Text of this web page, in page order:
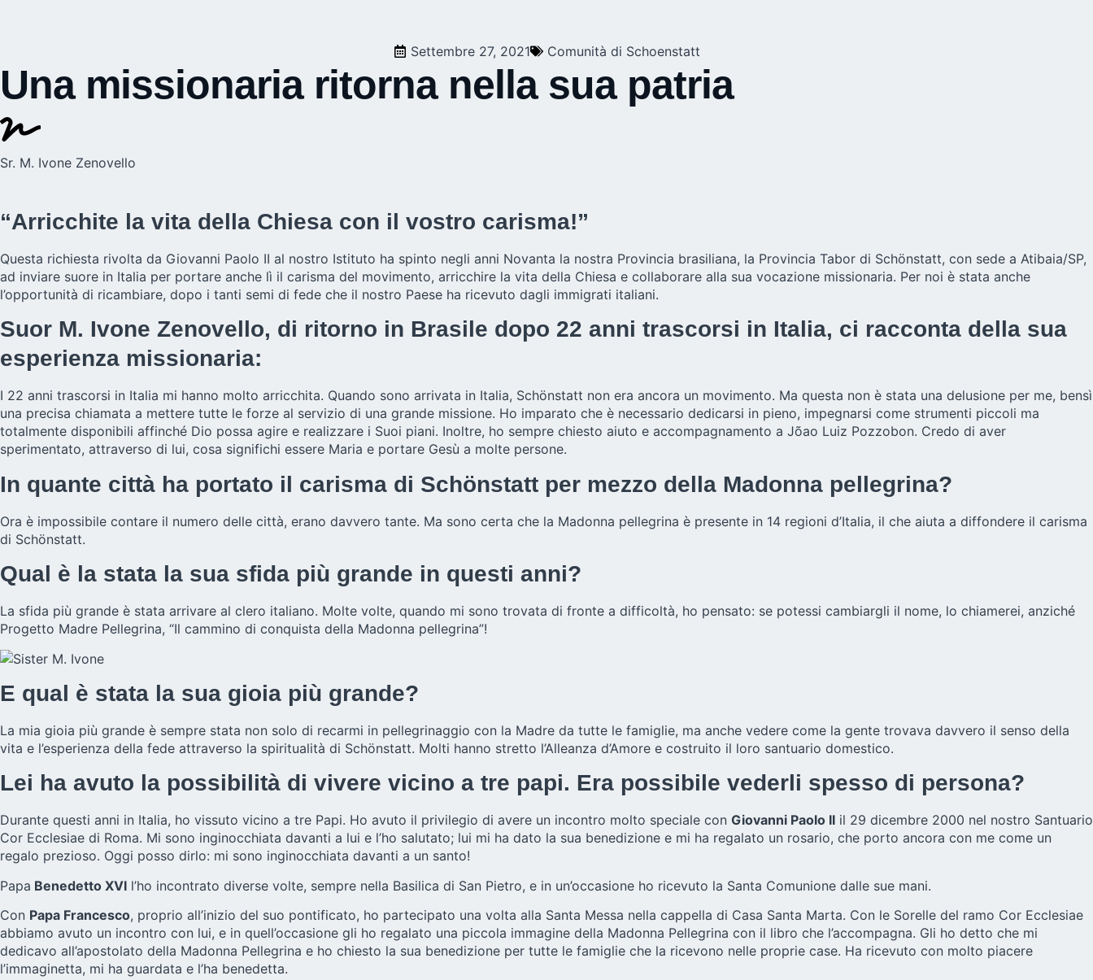
Settembre 27, 2021 Comunità di Schoenstatt
Una missionaria ritorna nella sua patria
Sr. M. Ivone Zenovello
“Arricchite la vita della Chiesa con il vostro carisma!”
Questa richiesta rivolta da Giovanni Paolo II al nostro Istituto ha spinto negli anni Novanta la nostra Provincia brasiliana, la Provincia Tabor di Schönstatt, con sede a Atibaia/SP,
ad inviare suore in Italia per portare anche lì il carisma del movimento, arricchire la vita della Chiesa e collaborare alla sua vocazione missionaria. Per noi è stata anche
l’opportunità di ricambiare, dopo i tanti semi di fede che il nostro Paese ha ricevuto dagli immigrati italiani.
Suor M. Ivone Zenovello, di ritorno in Brasile dopo 22 anni trascorsi in Italia, ci racconta della sua
esperienza missionaria:
I 22 anni trascorsi in Italia mi hanno molto arricchita. Quando sono arrivata in Italia, Schönstatt non era ancora un movimento. Ma questa non è stata una delusione per me, bensì
una precisa chiamata a mettere tutte le forze al servizio di una grande missione. Ho imparato che è necessario dedicarsi in pieno, impegnarsi come strumenti piccoli ma
totalmente disponibili affinché Dio possa agire e realizzare i Suoi piani. Inoltre, ho sempre chiesto aiuto e accompagnamento a Jõao Luiz Pozzobon. Credo di aver
sperimentato, attraverso di lui, cosa significhi essere Maria e portare Gesù a molte persone.
In quante città ha portato il carisma di Schönstatt per mezzo della Madonna pellegrina?
Ora è impossibile contare il numero delle città, erano davvero tante. Ma sono certa che la Madonna pellegrina è presente in 14 regioni d’Italia, il che aiuta a diffondere il carisma
di Schönstatt.
Qual è la stata la sua sfida più grande in questi anni?
La sfida più grande è stata arrivare al clero italiano. Molte volte, quando mi sono trovata di fronte a difficoltà, ho pensato: se potessi cambiargli il nome, lo chiamerei, anziché
Progetto Madre Pellegrina, “Il cammino di conquista della Madonna pellegrina”!
E qual è stata la sua gioia più grande?
La mia gioia più grande è sempre stata non solo di recarmi in pellegrinaggio con la Madre da tutte le famiglie, ma anche vedere come la gente trovava davvero il senso della
vita e l’esperienza della fede attraverso la spiritualità di Schönstatt. Molti hanno stretto l’Alleanza d’Amore e costruito il loro santuario domestico.
Lei ha avuto la possibilità di vivere vicino a tre papi. Era possibile vederli spesso di persona?
Durante questi anni in Italia, ho vissuto vicino a tre Papi. Ho avuto il privilegio di avere un incontro molto speciale con Giovanni Paolo II il 29 dicembre 2000 nel nostro Santuario
Cor Ecclesiae di Roma. Mi sono inginocchiata davanti a lui e l’ho salutato; lui mi ha dato la sua benedizione e mi ha regalato un rosario, che porto ancora con me come un
regalo prezioso. Oggi posso dirlo: mi sono inginocchiata davanti a un santo!
Papa Benedetto XVI l’ho incontrato diverse volte, sempre nella Basilica di San Pietro, e in un’occasione ho ricevuto la Santa Comunione dalle sue mani.
Con Papa Francesco, proprio all’inizio del suo pontificato, ho partecipato una volta alla Santa Messa nella cappella di Casa Santa Marta. Con le Sorelle del ramo Cor Ecclesiae
abbiamo avuto un incontro con lui, e in quell’occasione gli ho regalato una piccola immagine della Madonna Pellegrina con il libro che l’accompagna. Gli ho detto che mi
dedicavo all’apostolato della Madonna Pellegrina e ho chiesto la sua benedizione per tutte le famiglie che la ricevono nelle proprie case. Ha ricevuto con molto piacere
l’immaginetta, mi ha guardata e l’ha benedetta.